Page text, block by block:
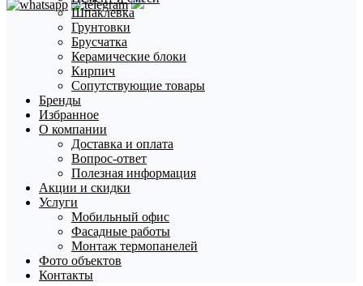
Шпаклевка
Грунтовки
Брусчатка
Керамические блоки
Кирпич
Сопутствующие товары
Бренды
Избранное
О компании
Доставка и оплата
Вопрос-ответ
Полезная информация
Акции и скидки
Услуги
Мобильный офис
Фасадные работы
Монтаж термопанелей
Фото объектов
Контакты